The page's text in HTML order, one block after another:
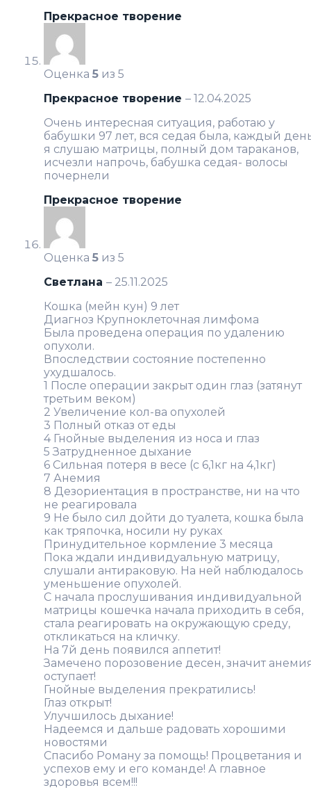
Прекрасное творение
Оценка 5 из 5
Прекрасное творение – 12.04.2025
Очень интересная ситуация, работаю у
бабушки 97 лет, вся седая была, каждый
я слушаю матрицы, полный дом тараканов,
исчезли напрочь, бабушка седая- волосы
почернели
Прекрасное творение
Оценка 5 из 5
Светлана – 25.11.2025
Кошка (мейн кун) 9 лет
Диагноз Крупноклеточная лимфома
Была проведена операция по удалению
опухоли.
Впоследствии состояние постепенно
ухудшалось.
1 После операции закрыт один глаз (затянут
третьим веком)
2 Увеличение кол-ва опухолей
3 Полный отказ от еды
4 Гнойные выделения из носа и глаз
5 Затрудненное дыхание
6 Сильная потеря в весе (с 6,1кг на 4,1кг)
7 Анемия
8 Дезориентация в пространстве, ни на что
не реагировала
9 Не было сил дойти до туалета, кошка была
как тряпочка, носили ну руках
Принудительное кормление 3 месяца
Пока ждали индивидуальную матрицу,
слушали антираковую. На ней наблюдалось
уменьшение опухолей.
С начала прослушивания индивидуальной
матрицы кошечка начала приходить в себя,
стала реагировать на окружающую среду,
откликаться на кличку.
На 7й день появился аппетит!
Замечено порозовение десен, значит
оступает!
Гнойные выделения прекратились!
Глаз открыт!
Улучшилось дыхание!
Надеемся и дальше радовать хорошими
новостями
Спасибо Роману за помощь! Процветания и
успехов ему и его команде! А главное
здоровья всем!!!